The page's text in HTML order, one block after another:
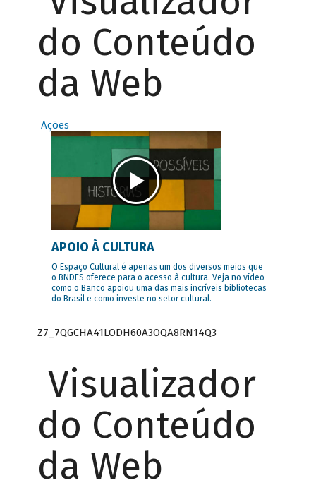
do Conteúdo
da Web
Ações
APOIO À CULTURA
O Espaço Cultural é apenas um dos diversos meios que
o BNDES oferece para o acesso à cultura. Veja no vídeo
como o Banco apoiou uma das mais incríveis bibliotecas
do Brasil e como investe no setor cultural.
Z7_7QGCHA41LODH60A3OQA8RN14Q3
Visualizador
do Conteúdo
da Web